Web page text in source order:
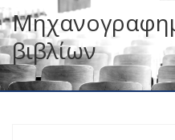
βιβλίων